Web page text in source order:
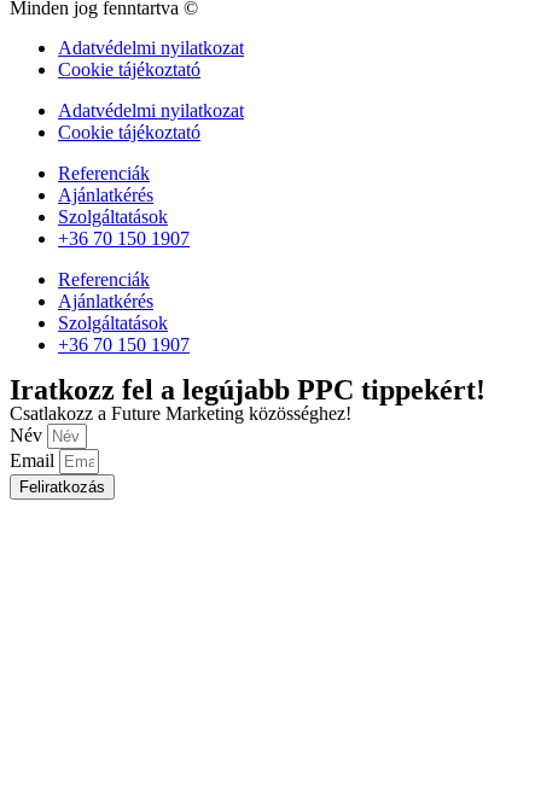
Minden jog fenntartva ©
Adatvédelmi nyilatkozat
Cookie tájékoztató
Adatvédelmi nyilatkozat
Cookie tájékoztató
Referenciák
Ajánlatkérés
Szolgáltatások
+36 70 150 1907
Referenciák
Ajánlatkérés
Szolgáltatások
+36 70 150 1907
Iratkozz fel a legújabb PPC tippekért!
Csatlakozz a Future Marketing közösséghez!
Név
Email
Feliratkozás